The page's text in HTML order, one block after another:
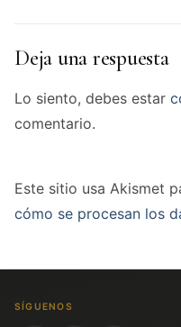
Deja una respuesta
Lo siento, debes estar
comentario.
Este sitio usa Akismet
cómo se procesan los
SÍGUENOS